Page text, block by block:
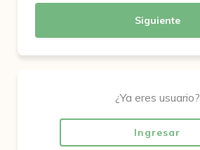
Siguiente
¿Ya eres usuario?
Ingresar